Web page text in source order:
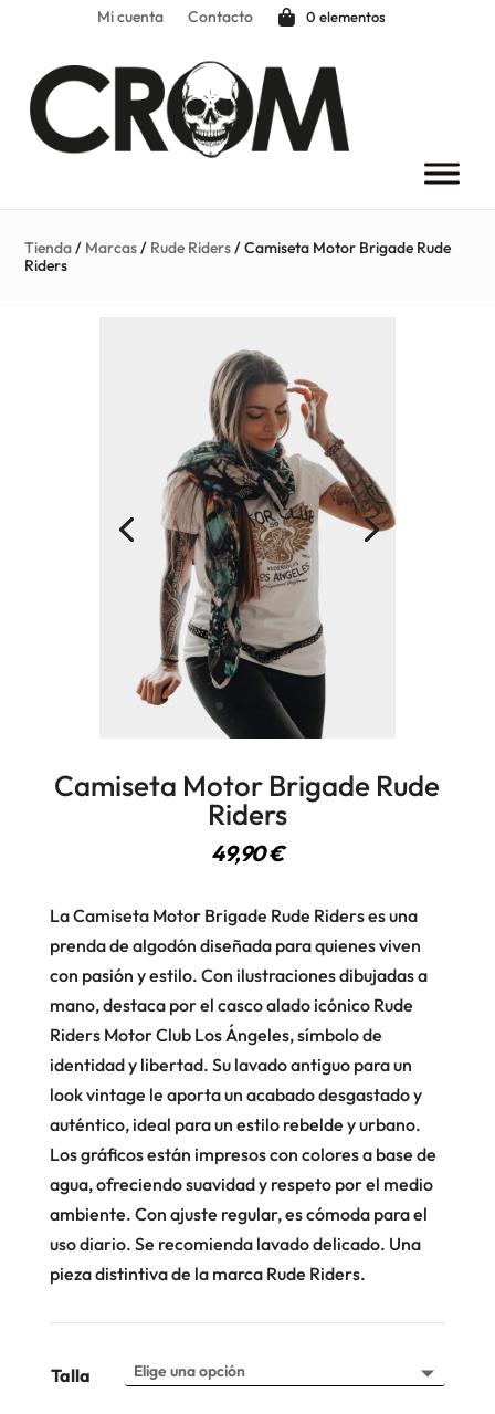
Mi cuenta Contacto 0 elementos
Tienda/ Marcas/ Rude Riders/ Camiseta Motor Brigade Rude
Riders
Camiseta Motor Brigade Rude
Riders
49,90€
La Camiseta Motor Brigade Rude Riders es una
prenda de algodón diseñada para quienes viven
con pasión y estilo. Con ilustraciones dibujadas a
mano, destaca por el casco alado icónico Rude
Riders Motor Club Los Ángeles, símbolo de
identidad y libertad. Su lavado antiguo para un
look vintage le aporta un acabado desgastado y
auténtico, ideal para un estilo rebelde y urbano.
Los gráficos están impresos con colores a base de
agua, ofreciendo suavidad y respeto por el medio
ambiente. Con ajuste regular, es cómoda para el
uso diario. Se recomienda lavado delicado. Una
pieza distintiva de la marca Rude Riders.
Talla